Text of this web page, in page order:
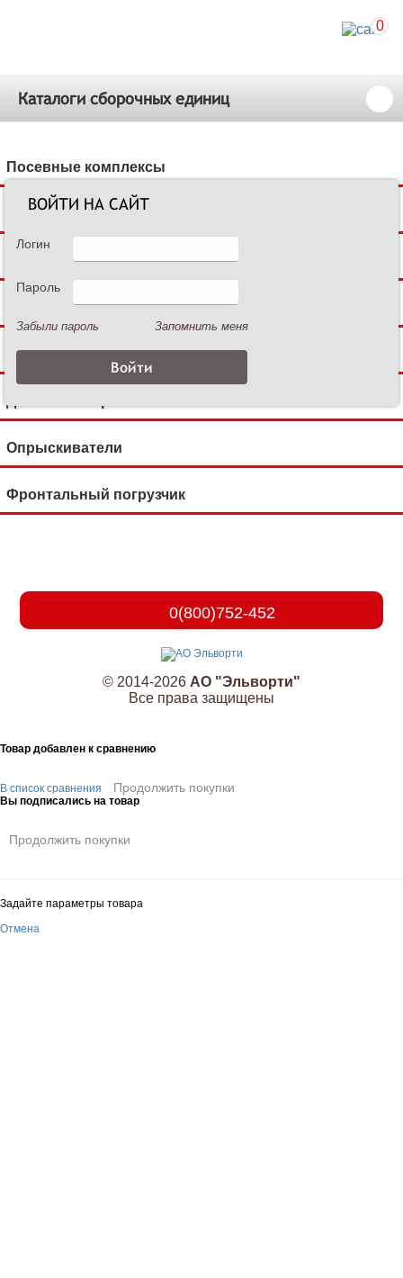
0
Каталоги сборочных единиц
Посевные комплексы
Сеялки зерновые
Сеялки пропашные
Культиваторы междурядные
Культиваторы сплошной обработки
Опрыскиватели
Фронтальный погрузчик
0(800)752-452
© 2014-2026 АО "Эльворти"
Все права защищены
Товар добавлен к сравнению
В список сравнения Продолжить покупки
Вы подписались на товар
Продолжить покупки
Задайте параметры товара
Отмена
ВОЙТИ НА САЙТ
Логин
Пароль
Забыли пароль Запомнить меня